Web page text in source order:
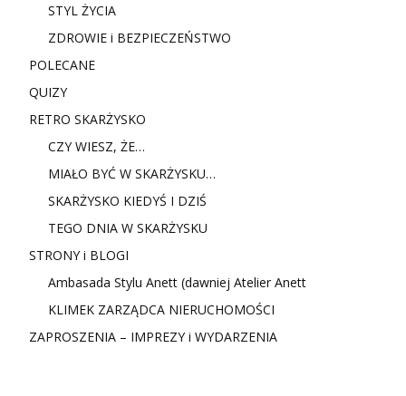
STYL ŻYCIA
ZDROWIE i BEZPIECZEŃSTWO
POLECANE
QUIZY
RETRO SKARŻYSKO
CZY WIESZ, ŻE…
MIAŁO BYĆ W SKARŻYSKU…
SKARŻYSKO KIEDYŚ I DZIŚ
TEGO DNIA W SKARŻYSKU
STRONY i BLOGI
Ambasada Stylu Anett (dawniej Atelier Anett
KLIMEK ZARZĄDCA NIERUCHOMOŚCI
ZAPROSZENIA – IMPREZY i WYDARZENIA